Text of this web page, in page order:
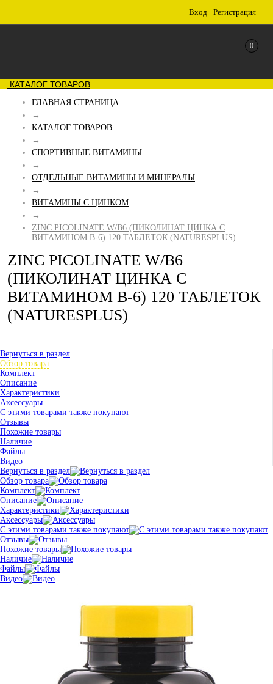
Вход Регистрация
0
КАТАЛОГ ТОВАРОВ
ГЛАВНАЯ СТРАНИЦА
→
КАТАЛОГ ТОВАРОВ
→
СПОРТИВНЫЕ ВИТАМИНЫ
→
ОТДЕЛЬНЫЕ ВИТАМИНЫ И МИНЕРАЛЫ
→
ВИТАМИНЫ С ЦИНКОМ
→
ZINC PICOLINATE W/B6 (ПИКОЛИНАТ ЦИНКА С
ВИТАМИНОМ B-6) 120 ТАБЛЕТОК (NATURESPLUS)
ZINC PICOLINATE W/B6
(ПИКОЛИНАТ ЦИНКА С
ВИТАМИНОМ B-6) 120 ТАБЛЕТОК
(NATURESPLUS)
Вернуться в раздел
Обзор товара
Комплект
Описание
Характеристики
Аксессуары
С этими товарами также покупают
Отзывы
Похожие товары
Наличие
Файлы
Видео
Вернуться в раздел
Обзор товара
Комплект
Описание
Характеристики
Аксессуары
С этими товарами также покупают
Отзывы
Похожие товары
Наличие
Файлы
Видео